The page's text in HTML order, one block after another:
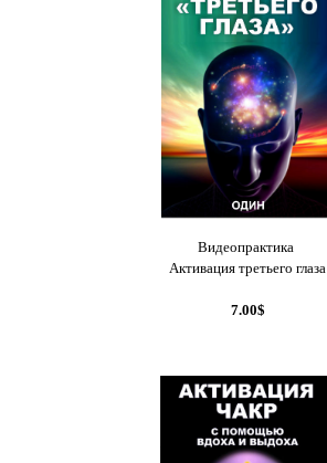
Видеопрактика
Активация третьего глаза
7.00$